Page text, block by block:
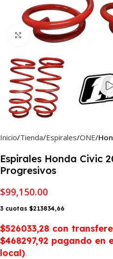
Haga Click para agrandar
Inicio Tienda Espirales ONE
Espirales Honda Civic
Progresivos
$99,150.00
3 cuotas $213834,66
$526033,28 con
$468297,92 pagando en
local)